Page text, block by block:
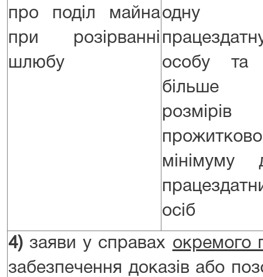
про поділ майна
при розірванні
шлюбу
одну
особу та
розмірів
мінімуму
осіб
4) заяви у справах окремого
забезпечення доказів або